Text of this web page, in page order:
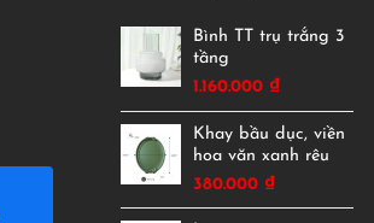
Bình TT trụ trắng 3
tầng
1.160.000 ₫
Khay bầu dục, viền
hoa văn xanh rêu
380.000 ₫